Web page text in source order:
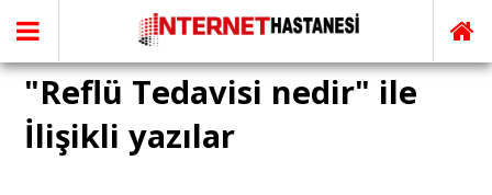
"Reflü Tedavisi nedir" ile
İlişikli yazılar